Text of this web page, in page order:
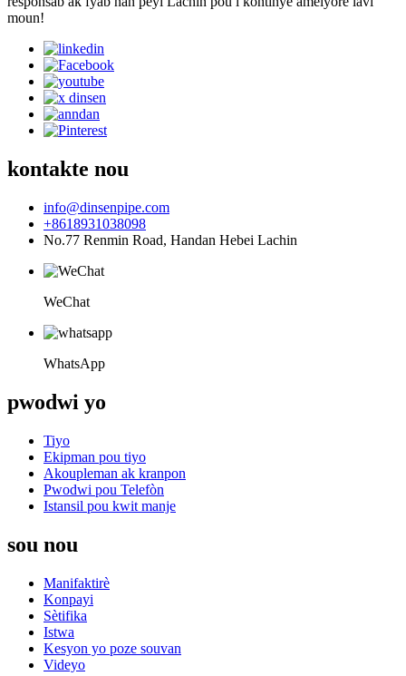
moun!
kontakte nou
info@dinsenpipe.com
+8618931038098
No.77 Renmin Road, Handan Hebei Lachin
WeChat
WhatsApp
pwodwi yo
Tiyo
Ekipman pou tiyo
Akoupleman ak kranpon
Pwodwi pou Telefòn
Istansil pou kwit manje
sou nou
Manifaktirè
Konpayi
Sètifika
Istwa
Kesyon yo poze souvan
Videyo